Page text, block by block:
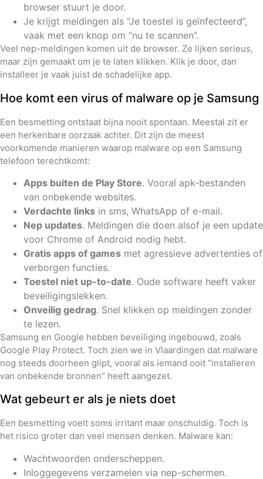
browser stuurt je door.
Je krijgt meldingen als “Je toestel is geïnfecteerd”,
vaak met een knop om “nu te scannen”.
Veel nep-meldingen komen uit de browser. Ze lijken serieus,
maar zijn gemaakt om je te laten klikken. Klik je door, dan
installeer je vaak juist de schadelijke app.
Hoe komt een virus of malware op je Samsung
Een besmetting ontstaat bijna nooit spontaan. Meestal zit er
een herkenbare oorzaak achter. Dit zijn de meest
voorkomende manieren waarop malware op een Samsung
telefoon terechtkomt:
Apps buiten de Play Store. Vooral apk-bestanden
van onbekende websites.
Verdachte links in sms, WhatsApp of e-mail.
Nep updates. Meldingen die doen alsof je een update
voor Chrome of Android nodig hebt.
Gratis apps of games met agressieve advertenties of
verborgen functies.
Toestel niet up-to-date. Oude software heeft vaker
beveiligingslekken.
Onveilig gedrag. Snel klikken op meldingen zonder
te lezen.
Samsung en Google hebben beveiliging ingebouwd, zoals
Google Play Protect. Toch zien we in Vlaardingen dat malware
nog steeds doorheen glipt, vooral als iemand ooit “installeren
van onbekende bronnen” heeft aangezet.
Wat gebeurt er als je niets doet
Een besmetting voelt soms irritant maar onschuldig. Toch is
het risico groter dan veel mensen denken. Malware kan:
Wachtwoorden onderscheppen.
Inloggegevens verzamelen via nep-schermen.